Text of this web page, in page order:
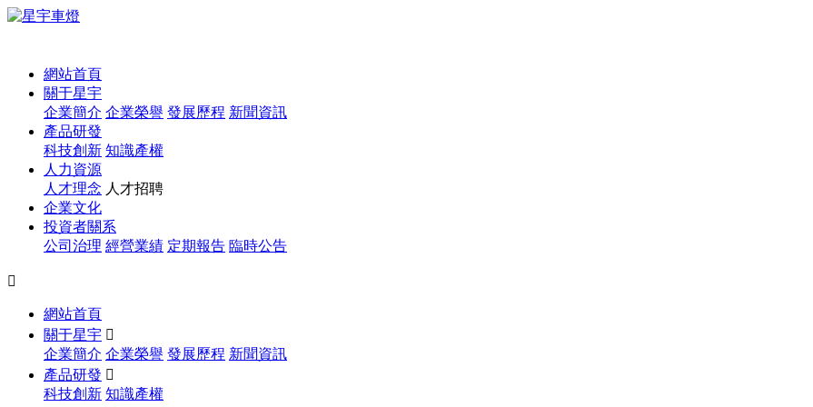
網站首頁
關于星宇
企業簡介 企業榮譽 發展歷程 新聞資訊
產品研發
科技創新 知識產權
人力資源
人才理念 人才招聘
企業文化
投資者關系
公司治理 經營業績 定期報告 臨時公告

網站首頁
關于星宇 
企業簡介 企業榮譽 發展歷程 新聞資訊
產品研發 
科技創新 知識產權